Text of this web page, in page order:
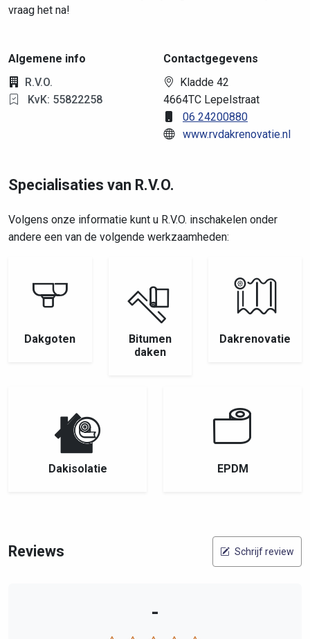
vraag het na!
Algemene info
R.V.O.
KvK: 55822258
Contactgegevens
Kladde 42
4664TC Lepelstraat
06 24200880
www.rvdakrenovatie.nl
Specialisaties van R.V.O.
Volgens onze informatie kunt u R.V.O. inschakelen onder
andere een van de volgende werkzaamheden:
Dakgoten
Bitumen
daken
Dakrenovatie
Dakisolatie EPDM
Reviews Schrijf review
-